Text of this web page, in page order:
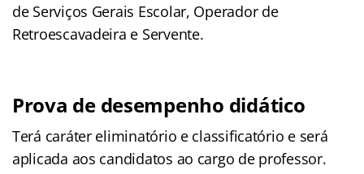
de Serviços Gerais Escolar, Operador de
Retroescavadeira e Servente.
Prova de desempenho didático
Terá caráter eliminatório e classificatório e será
aplicada aos candidatos ao cargo de professor.